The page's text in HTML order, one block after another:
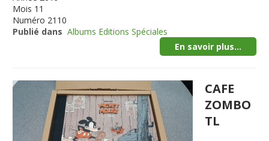
Mois 11
Numéro 2110
Publié dans Albums Editions Spéciales
En savoir plus...
CAFE
ZOMBO
TL